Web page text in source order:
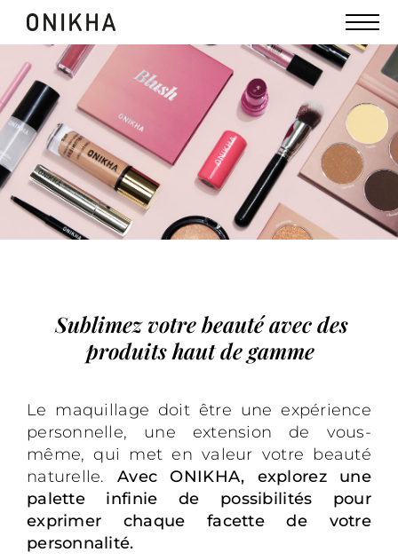
Sublimez votre beauté avec des
produits haut de gamme
Le maquillage doit être une expérience
personnelle, une extension de vous-
même, qui met en valeur votre beauté
naturelle.Avec ONIKHA, explorez une
palette infinie de possibilités pour
exprimer chaque facette de votre
personnalité.